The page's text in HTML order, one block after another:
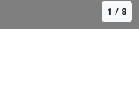
1 / 8